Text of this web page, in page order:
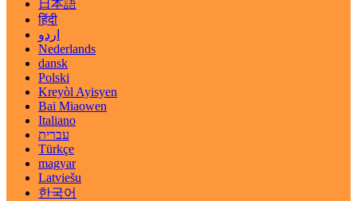
日本語
हिंदी
اردو
Nederlands
dansk
Polski
Kreyòl Ayisyen
Bai Miaowen
Italiano
עברית
Türkçe
magyar
Latviešu
한국어